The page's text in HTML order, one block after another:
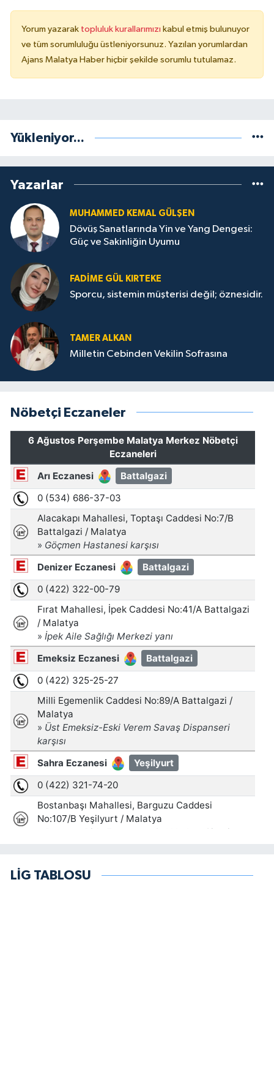
Yorum yazarak topluluk kurallarımızı kabul etmiş bulunuyor
ve tüm sorumluluğu üstleniyorsunuz. Yazılan yorumlardan
Ajans Malatya Haber hiçbir şekilde sorumlu tutulamaz.
Yükleniyor...
Yazarlar
MUHAMMED KEMAL GÜLŞEN
Dövüş Sanatlarında Yin ve Yang Dengesi:
Güç ve Sakinliğin Uyumu
FADIME GÜL KIRTEKE
Sporcu, sistemin müşterisi değil; öznesidir.
TAMER ALKAN
Milletin Cebinden Vekilin Sofrasına
Nöbetçi Eczaneler
LİG TABLOSU